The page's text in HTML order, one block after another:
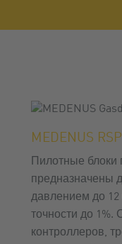
MEDENUS
Пилотные блоки
предназначены
давлением до 12
точности до 1%.
контроллеров,